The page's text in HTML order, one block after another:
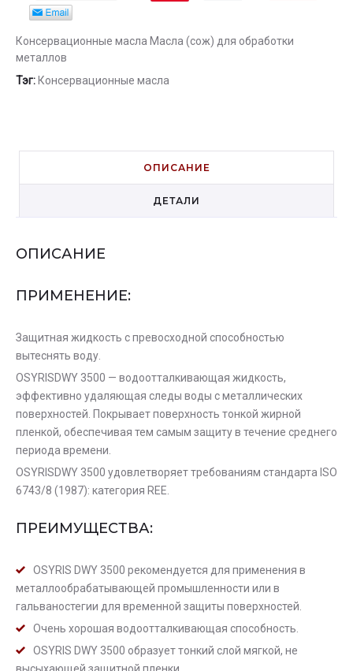
Консервационные масла Масла (сож) для обработки
металлов
Тэг: Консервационные масла
ОПИСАНИЕ
ДЕТАЛИ
ОПИСАНИЕ
ПРИМЕНЕНИЕ:
Защитная жидкость с превосходной способностью
вытеснять воду.
OSYRISDWY 3500 — водоотталкивающая жидкость,
эффективно удаляющая следы воды с металлических
поверхностей. Покрывает поверхность тонкой жирной
пленкой, обеспечивая тем самым защиту в течение среднего
периода времени.
OSYRISDWY 3500 удовлетворяет требованиям стандарта ISO
6743/8 (1987): категория REE.
ПРЕИМУЩЕСТВА:
OSYRIS DWY 3500 рекомендуется для применения в
металлообрабатывающей промышленности или в
гальваностегии для временной защиты поверхностей.
Очень хорошая водоотталкивающая способность.
OSYRIS DWY 3500 образует тонкий слой мягкой, не